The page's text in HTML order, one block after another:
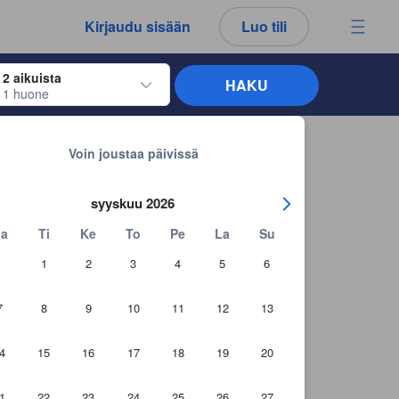
Kirjaudu sisään Luo tili
2 aikuista
1 huone
siirtyäksesi haluamiesi sisään- ja uloskirjautumispäivien
Voin joustaa päivissä
syyskuu 2026
Ti Ke To Pe La Su
1 2 3 4 5 6
8 9 10 11 12 13
15 16 17 18 19 20
HAKU
arvostelut ja kommentit ovat aina aitoja.